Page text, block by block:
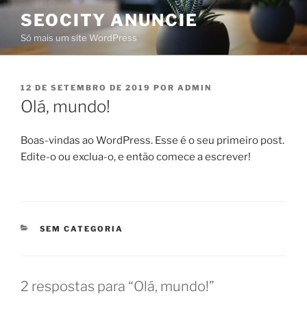
SEOCITY ANUNCIE
Só mais um site WordPress
12 DE SETEMBRO DE 2019 POR ADMIN
Olá, mundo!
Boas-vindas ao WordPress. Esse é o seu primeiro post.
Edite-o ou exclua-o, e então comece a escrever!
SEM CATEGORIA
2 respostas para “Olá, mundo!”